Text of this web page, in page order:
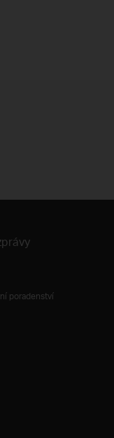
poradenství